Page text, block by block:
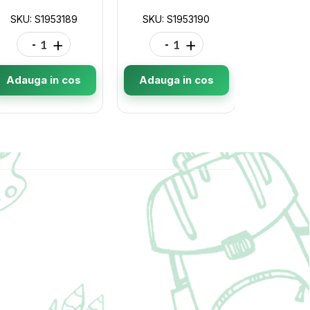
SKU: S1953189
- +
Adauga in cos
SKU: S1953190
- +
Adauga in cos